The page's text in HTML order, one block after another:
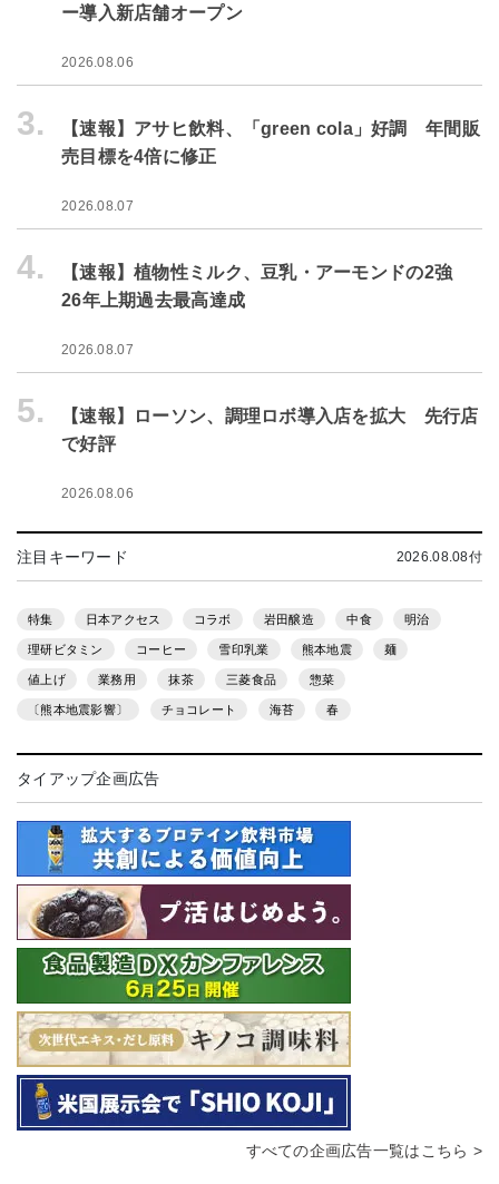
ー導入新店舗オープン
2026.08.06
3.
【速報】アサヒ飲料、「green cola」好調 年間販
売目標を4倍に修正
2026.08.07
4.
【速報】植物性ミルク、豆乳・アーモンドの2強
26年上期過去最高達成
2026.08.07
5.
【速報】ローソン、調理ロボ導入店を拡大 先行店
で好評
2026.08.06
注目キーワード 2026.08.08付
特集 日本アクセス コラボ 岩田醸造 中食 明治
理研ビタミン コーヒー 雪印乳業 熊本地震 麺
値上げ 業務用 抹茶 三菱食品 惣菜
〔熊本地震影響〕 チョコレート 海苔 春
タイアップ企画広告
すべての企画広告一覧はこちら >